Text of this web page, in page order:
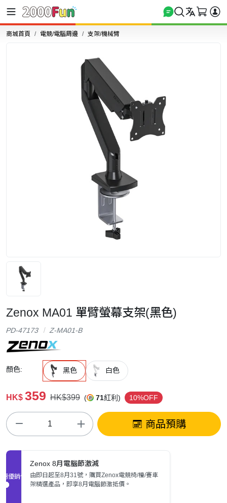
商城首頁 電競/電腦周邊 支架/機械臂
Zenox MA01 單臂螢幕支架(黑色)
PD-47173 Z-MA01-B
顏色: 黑色 白色
HK$ 359 HK$399 ( 71紅利) 10%OFF
商品預購
促銷優惠
Zenox 8月電腦節激減
由即日起至8月31號，購買Zenox電競椅/檯/賽車
架精選產品，即享8月電腦節激抵價。